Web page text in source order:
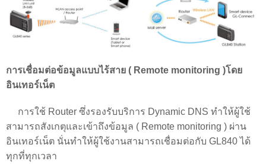
การเชื่อมต่อข้อมูลแบบไร้สาย ( Remote monitoring )โดย
อินเทอร์เน็ต
การใช้ Router ซึ่งรองรับบริการ Dynamic DNS ทำให้ผู้ใช้
สามารถสังเกตุและเข้าถึงข้อมูล ( Remote monitoring ) ผ่าน
อินเทอร์เน็ต นั่นทำให้ผู้ใช้งานสามารถเชื่อมต่อกับ GL840 ได้
ทุกที่ทุกเวลา